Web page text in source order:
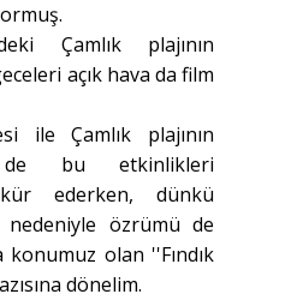
Çamlık plajının
açık hava da film
ile Çamlık plajının
de bu etkinlikleri
ederken, dünkü
nedeniyle özrümü de
olan ''Fındık
dönelim.